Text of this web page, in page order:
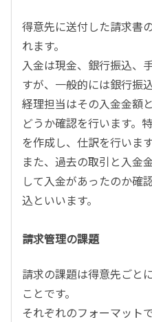
得意先に送付した請求書
れます。
入金は現金、銀行振込、
すが、一般的には銀行振
経理担当はその入金金額
どうか確認を行います。
を作成し、仕訳を行います
また、過去の取引と入金
して入金があったのか確
込といいます。
請求管理の課題
請求の課題は得意先ごと
ことです。
それぞれのフォーマット